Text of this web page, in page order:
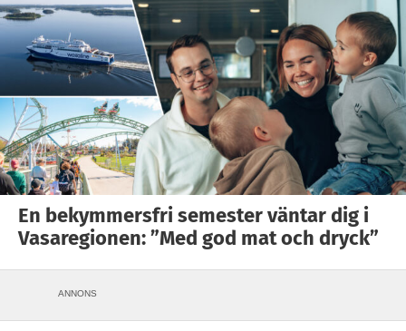
En bekymmersfri semester väntar dig i
Vasaregionen: ”Med god mat och dryck”
ANNONS